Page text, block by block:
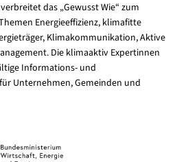
das „Gewusst Wie“ zum
Energieeffizienz, klimafitte
Klimakommunikation, Aktive
Die klimaaktiv Expertinnen
Informations- und
Unternehmen, Gemeinden und